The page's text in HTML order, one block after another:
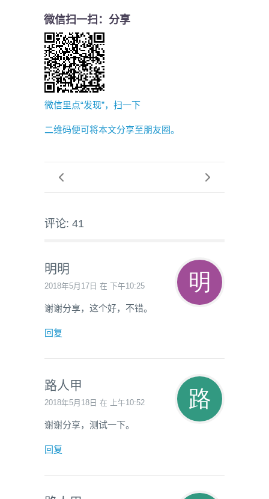
微信扫一扫：分享
微信里点“发现”，扫一下
二维码便可将本文分享至朋友圈。
评论: 41
明明
2018年5月17日 在 下午10:25
谢谢分享，这个好，不错。
回复
路人甲
2018年5月18日 在 上午10:52
谢谢分享，测试一下。
回复